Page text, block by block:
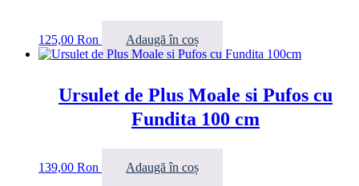
125,00 Ron Adaugă în coș
Ursulet de Plus Moale si Pufos cu
Fundita 100 cm
139,00 Ron Adaugă în coș